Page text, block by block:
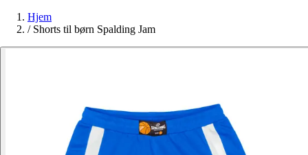
Hjem
/ Shorts til børn Spalding Jam